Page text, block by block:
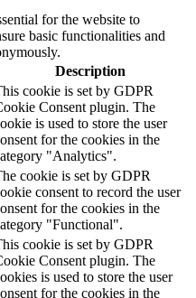
for the website to
basic functionalities and
Description
cookie is set by GDPR
Consent plugin. The
is used to store the user
for the cookies in the
"Analytics".
cookie is set by GDPR
consent to record the user
for the cookies in the
"Functional".
cookie is set by GDPR
Consent plugin. The
is used to store the user
for the cookies in the